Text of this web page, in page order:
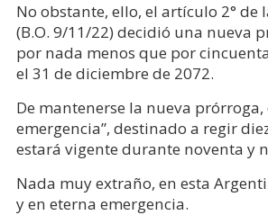
No obstante, ello, el artículo 2° de
(B.O. 9/11/22) decidió una nueva
por nada menos que por
el 31 de diciembre de 2072.
De mantenerse la nueva prórroga,
emergencia”, destinado a regir
estará vigente durante noventa y
Nada muy extraño, en esta
y en eterna emergencia.